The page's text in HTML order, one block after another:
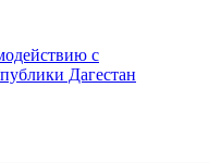
с
Дагестан